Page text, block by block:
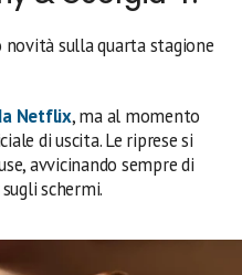
sulla quarta stagione
Netflix, ma al momento
di uscita. Le riprese si
avvicinando sempre di
schermi.